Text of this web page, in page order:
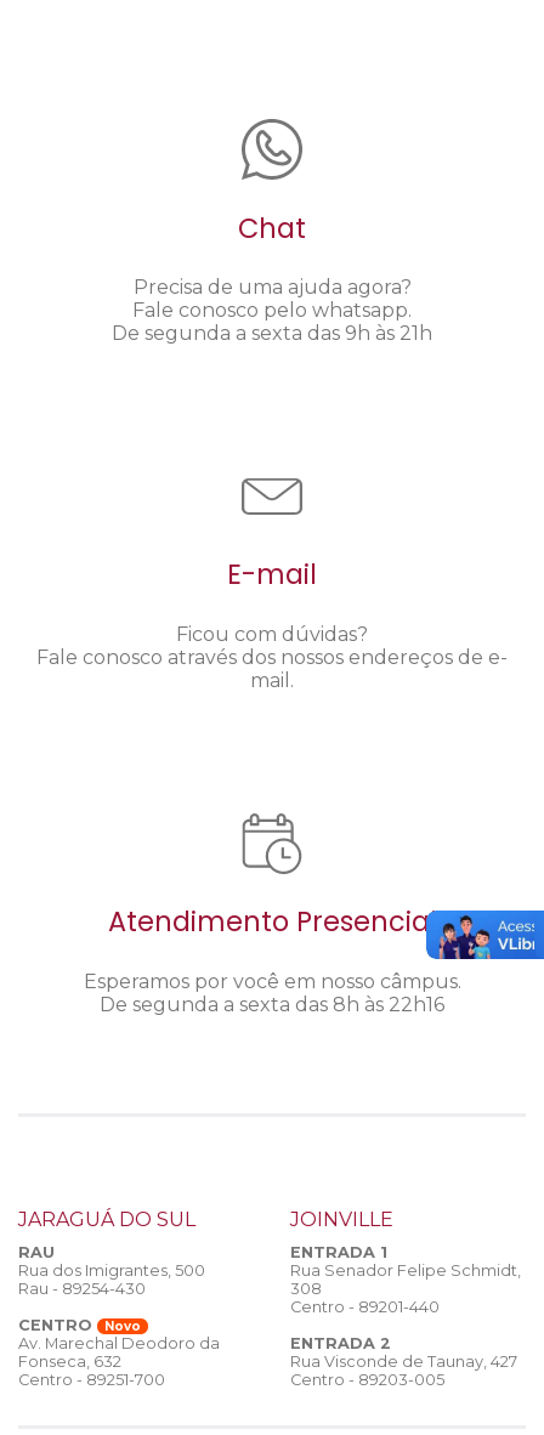
Chat
Precisa de uma ajuda agora?
Fale conosco pelo whatsapp.
De segunda a sexta das 9h às 21h
E-mail
Ficou com dúvidas?
Fale conosco através dos nossos endereços de e-
mail.
Atendimento Presencial
Esperamos por você em nosso câmpus.
De segunda a sexta das 8h às 22h16
JARAGUÁ DO SUL
RAU
Rua dos Imigrantes, 500
Rau - 89254-430
CENTRO
Novo
Av. Marechal Deodoro da
Fonseca, 632
Centro - 89251-700
JOINVILLE
ENTRADA 1
Rua Senador Felipe Schmidt,
308
Centro - 89201-440
ENTRADA 2
Rua Visconde de Taunay, 427
Centro - 89203-005